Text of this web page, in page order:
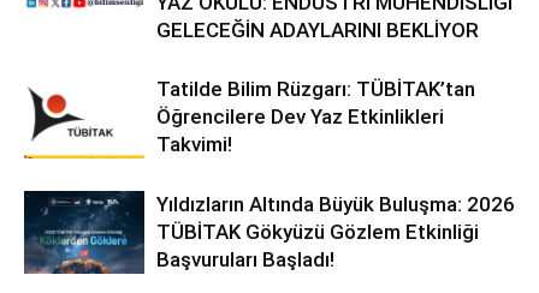
GELECEĞİN ADAYLARINI BEKLİYOR
Tatilde Bilim Rüzgarı: TÜBİTAK’tan
Öğrencilere Dev Yaz Etkinlikleri
Takvimi!
Yıldızların Altında Büyük Buluşma: 2026
TÜBİTAK Gökyüzü Gözlem Etkinliği
Başvuruları Başladı!